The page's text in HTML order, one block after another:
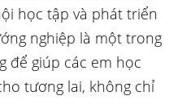
học tập và phát triển
nghiệp là một trong
để giúp các em học
tương lai, không chỉ